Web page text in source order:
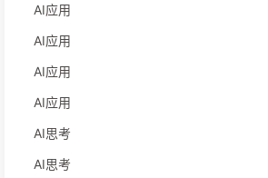
AI应用
AI应用
AI应用
AI应用
AI思考
AI思考